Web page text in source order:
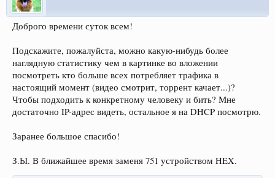
Доброго времени суток всем!
Подскажите, пожалуйста, можно какую-нибудь более
наглядную статистику чем в картинке во вложении
посмотреть кто больше всех потребляет трафика в
настоящий момент (видео смотрит, торрент качает...)?
Чтобы подходить к конкретному человеку и бить? Мне
достаточно IP-адрес видеть, остальное я на DHCP посмотрю.
Заранее большое спасибо!
З.Ы. В ближайшее время заменя 751 устройством HEX.